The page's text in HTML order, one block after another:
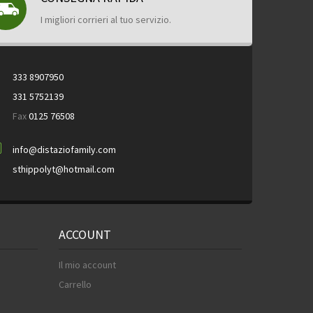
I migliori corrieri al tuo servizio.
333 8907950
331 5752139
Fax0125 76508
info@distaziofamily.com
sthippolyt@hotmail.com
ACCOUNT
Il mio account
Carrello